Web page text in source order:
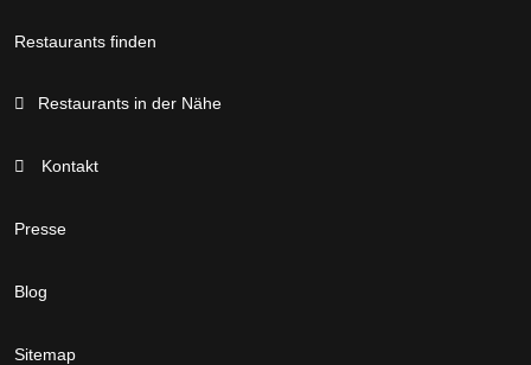
Restaurants finden
Restaurants in der Nähe
Kontakt
Presse
Blog
Sitemap